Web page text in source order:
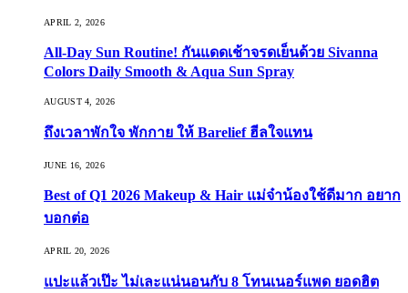
APRIL 2, 2026
All-Day Sun Routine! กันแดดเช้าจรดเย็นด้วย Sivanna
Colors Daily Smooth & Aqua Sun Spray
AUGUST 4, 2026
ถึงเวลาพักใจ พักกาย ให้ Barelief ฮีลใจแทน
JUNE 16, 2026
Best of Q1 2026 Makeup & Hair แม่จ๋าน้องใช้ดีมาก อยาก
บอกต่อ
APRIL 20, 2026
แปะแล้วเป๊ะ ไม่เละแน่นอนกับ 8 โทนเนอร์แพด ยอดฮิต